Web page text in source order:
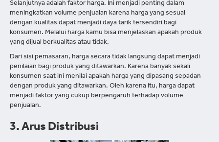
Selanjutnya adalah faktor harga. Ini menjadi penting dalam
meningkatkan volume penjualan karena harga yang sesuai
dengan kualitas dapat menjadi daya tarik tersendiri bagi
konsumen. Melalui harga kamu bisa menjelaskan apakah produk
yang dijual berkualitas atau tidak.
Dari sisi pemasaran, harga secara tidak langsung dapat menjadi
penilaian bagi produk yang ditawarkan. Karena banyak sekali
konsumen saat ini menilai apakah harga yang dipasang sepadan
dengan produk yang ditawarkan. Oleh karena itu, harga dapat
menjadi faktor yang cukup berpengaruh terhadap volume
penjualan.
3. Arus Distribusi